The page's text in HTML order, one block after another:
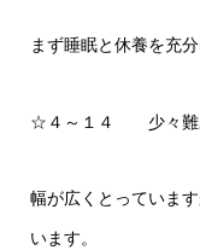
まず睡眠と休養を充
☆４～１４ 少々難
幅が広くとっていま
います。